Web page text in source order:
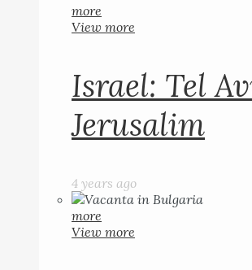
more
View more
Israel: Tel
Jerusalim
4 years ago
more
View more